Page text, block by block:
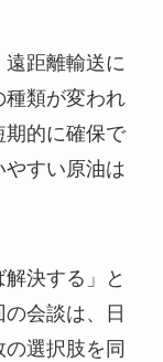
距離輸送に
種類が変われ
期的に確保で
やすい原油は
決する」と
会談は、日
選択肢を同